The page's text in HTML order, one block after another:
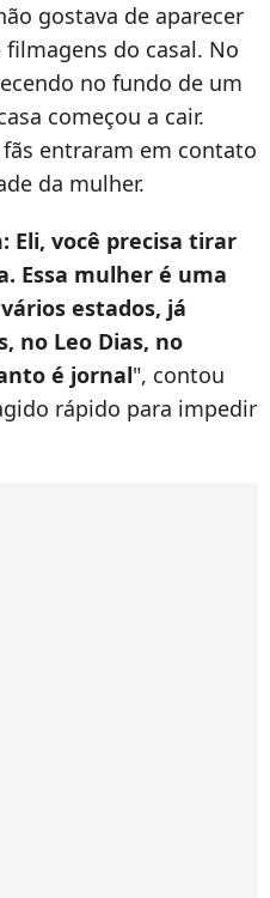
gostava de aparecer
do casal. No
no fundo de um
começou a cair.
entraram em contato
da mulher.
Eli, você precisa tirar
Essa mulher é uma
estados, já
no Leo Dias, no
é jornal", contou
rápido para impedir